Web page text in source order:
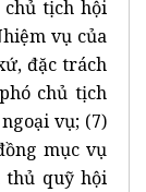
chủ tịch hội
vụ của
đặc trách
chủ tịch
vụ; (7)
mục vụ
thủ quỹ hội